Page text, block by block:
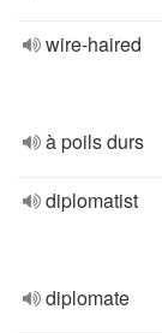
wire-haired
à poils durs
diplomatist
diplomate